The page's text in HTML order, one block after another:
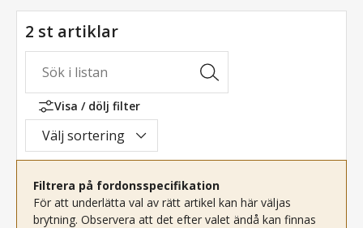
2 st artiklar
Visa / dölj filter
Välj sortering
Filtrera på fordonsspecifikation
För att underlätta val av rätt artikel kan här väljas
brytning. Observera att det efter valet ändå kan finnas